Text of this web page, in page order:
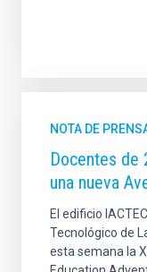
NOTA DE
Docentes de
una nueva
El edificio
Tecnológico de
esta semana la